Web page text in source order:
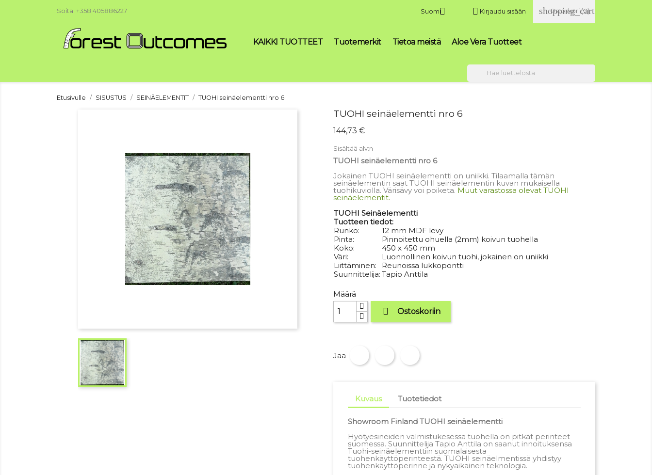
Soita: +358 405886227 Suomi  Kirjaudu sisään shopping_cart
Ostoskori (0)
KAIKKI TUOTTEET Tuotemerkit Tietoa meistä Aloe Vera Tuotteet
Etusivulle SISUSTUS SEINÄELEMENTIT TUOHI seinäelementti nro 6
TUOHI seinäelementti nro 6
144,73 €
Sisältää alv:n
TUOHI seinäelementti nro 6
Jokainen TUOHI seinäelementti on uniikki. Tilaamalla tämän
seinäelementin saat TUOHI seinäelementin kuvan mukaisella
tuohikuviolla. Värisävy voi poiketa. Muut varastossa olevat TUOHI
seinäelementit.
TUOHI Seinäelementti
Tuotteen tiedot:
Runko:
12 mm MDF levy
Pinta:
Pinnoitettu ohuella (2mm) koivun tuohella
Koko:
450 x 450 mm
Väri:
Luonnollinen koivun tuohi, jokainen on uniikki
Liittäminen:
Reunoissa lukkopontti
Suunnittelija: Tapio Anttila
Määrä
 Ostoskoriin
Jaa
Kuvaus Tuotetiedot
Showroom Finland TUOHI seinäelementti
Hyötyesineiden valmistukesessa tuohella on pitkät perinteet
suomessa. Suunnittelija Tapio Anttila on saanut innoituksensa
Tuohi-seinäelementtiin suomalaisesta
tuohenkäyttöperinteestä. TUOHI seinäelmentissä yhdistyy
tuohenkäyttöperinne ja nykyaikainen teknologia.